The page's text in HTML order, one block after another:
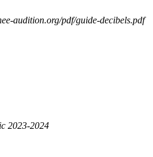
audition.org/pdf/guide-decibels.pdf
2023-2024